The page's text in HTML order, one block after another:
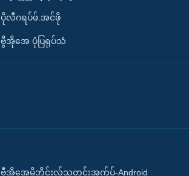
ပိုလီဂရပ်ဖ်.အင်ဖို
ဗွီအိုအေ ပုံပြရုပ်သံ
ဗွီအိုအေမိုဘိုင်းလ်သတင်းအက်ပ်-Android